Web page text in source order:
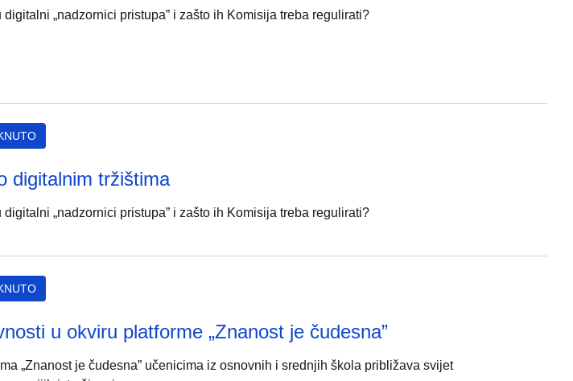
digitalni „nadzornici pristupa” i zašto ih Komisija treba regulirati?
digitalnim tržištima
digitalni „nadzornici pristupa” i zašto ih Komisija treba regulirati?
u okviru platforme „Znanost je čudesna”
„Znanost je čudesna” učenicima iz osnovnih i srednjih škola približava svijet